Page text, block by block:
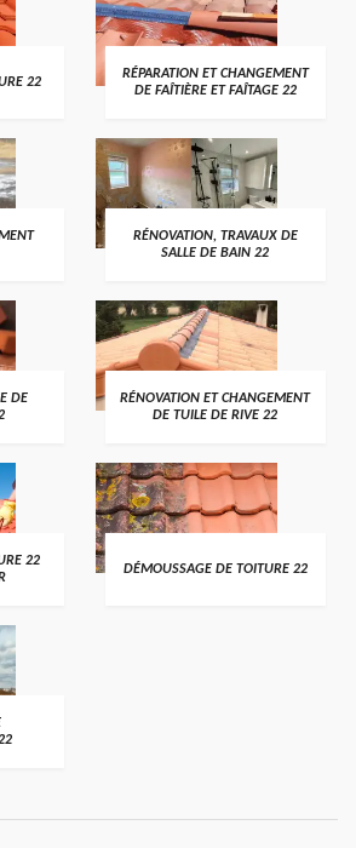
22
RÉPARATION ET CHANGEMENT
DE FAÎTIÈRE ET FAÎTAGE 22
RÉNOVATION, TRAVAUX DE
SALLE DE BAIN 22
DE
RÉNOVATION ET CHANGEMENT
DE TUILE DE RIVE 22
22
DÉMOUSSAGE DE TOITURE 22